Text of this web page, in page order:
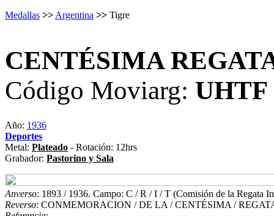
Medallas >> Argentina >> Tigre
CENTÉSIMA
Código Moviarg: UHTF
Año: 1936
Deportes
Metal: Plateado - Rotación: 12hrs
Grabador: Pastorino y Sala
Anverso: 1893 / 1936. Campo: C / R / I / T (Comisión de la
Reverso: CONMEMORACION / DE LA / CENTÉSIMA /